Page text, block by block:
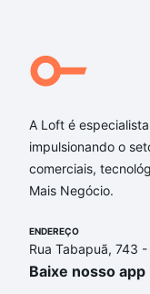
Aqui na Loft
custam a partir
financiamento
adequar ao seu
dúvida dos
um apartamento
o imóvel dos
conforto. Loft,
A Loft é
impulsionando o
comerciais,
Mais Negócio.
ENDEREÇO
Rua Tabapuã, 743
Baixe nosso app